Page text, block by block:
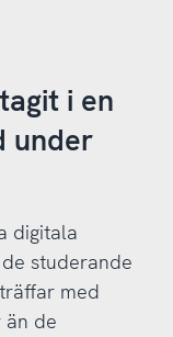
i en
under
digitala
studerande
med
än de